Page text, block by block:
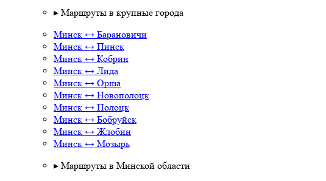
▸ Маршруты в крупные города
Минск ↔ Барановичи
Минск ↔ Пинск
Минск ↔ Кобрин
Минск ↔ Лида
Минск ↔ Орша
Минск ↔ Новополоцк
Минск ↔ Полоцк
Минск ↔ Бобруйск
Минск ↔ Жлобин
Минск ↔ Мозырь
▸ Маршруты в Минской области